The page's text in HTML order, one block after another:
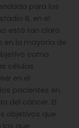
para los
III, en el
está tan claro.
en la mayoría de
como
células
en el
pacientes en
del cáncer. El
objetivos que
que